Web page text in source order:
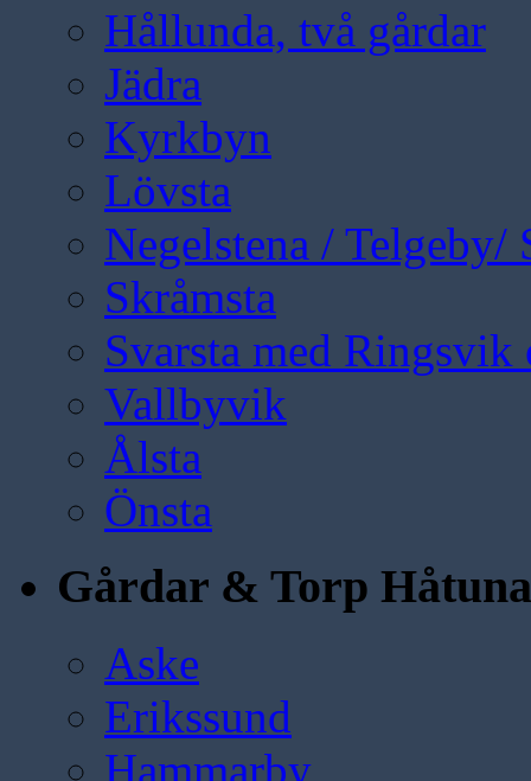
Hållunda, två gårdar
Jädra
Kyrkbyn
Lövsta
Negelstena / Telgeby/
Skråmsta
Svarsta med Ringsvik
Vallbyvik
Ålsta
Önsta
Gårdar & Torp Håtuna
Aske
Erikssund
Hammarby